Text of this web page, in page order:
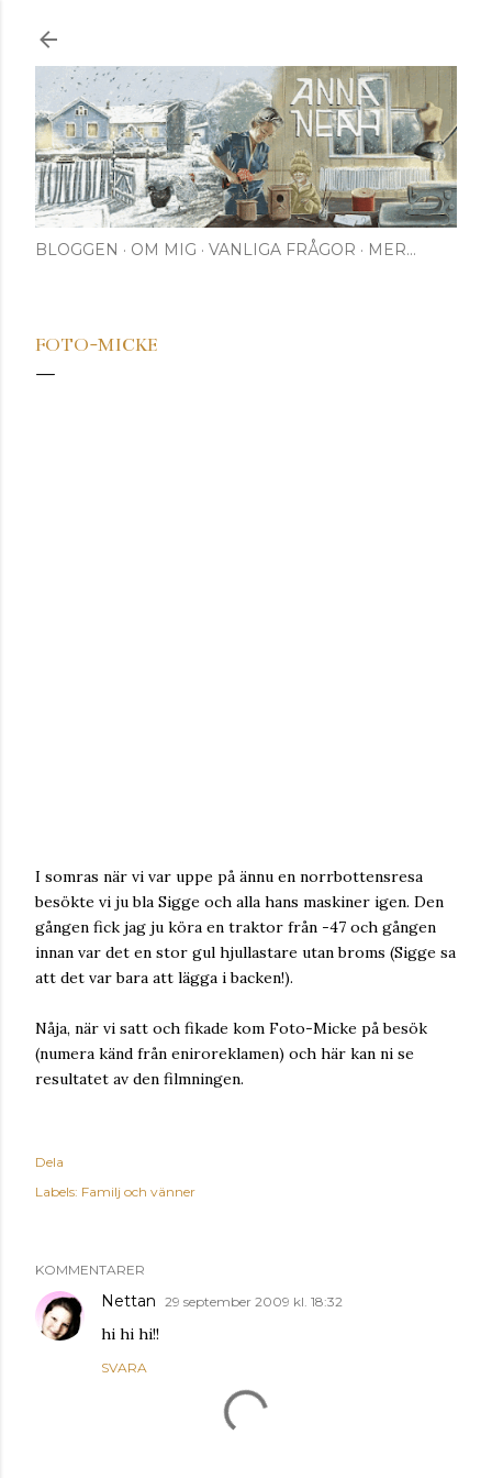
BLOGGEN OM MIG VANLIGA FRÅGOR MER…
FOTO-MICKE
I somras när vi var uppe på ännu en norrbottensresa
besökte vi ju bla Sigge och alla hans maskiner igen. Den
gången fick jag ju köra en traktor från -47 och gången
innan var det en stor gul hjullastare utan broms (Sigge sa
att det var bara att lägga i backen!).
Nåja, när vi satt och fikade kom Foto-Micke på besök
(numera känd från eniroreklamen) och här kan ni se
resultatet av den filmningen.
Dela
Labels: Familj och vänner
KOMMENTARER
Nettan 29 september 2009 kl. 18:32
hi hi hi!!
SVARA